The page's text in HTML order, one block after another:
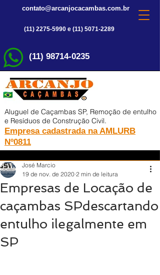
contato@arcanjocacambas.com.br
(11) 2275-5990 e (11) 5071-2289
(11) 98714-0235
Aluguel de Caçambas SP, Remoção de entulho
e Resíduos de Construção Civil.
Empresa cadastrada na AMLURB
Nº0811
Empresas de Locação de
caçambas SPdescartando
entulho ilegalmente em
SP
José Marcio
19 de nov. de 2020 2 min de leitura